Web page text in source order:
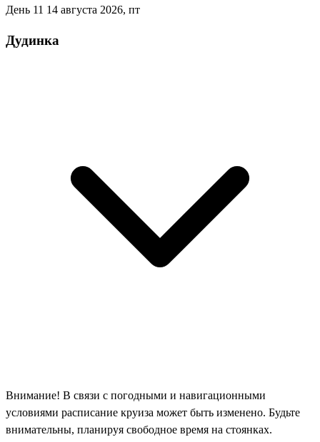
День 11 14 августа 2026, пт
Дудинка
Внимание! В связи с погодными и навигационными
условиями расписание круиза может быть изменено. Будьте
внимательны, планируя свободное время на стоянках.